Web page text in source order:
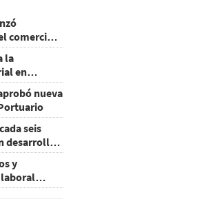
comercio
la
en
nueva
seis
desarrollo
y